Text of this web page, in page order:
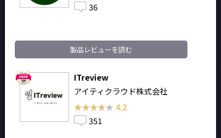
36
製品レビューを読む
ITreview
アイティクラウド株式会社
★★★★★
★★★★★ 4.2
351